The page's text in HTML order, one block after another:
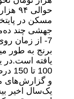
مسکن در
جهشی چند
7- از زمان
یافته
و گزارش‌های